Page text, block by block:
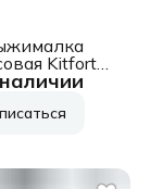
Kitfort
100Вт
черный